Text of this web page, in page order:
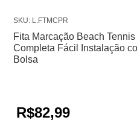
SKU: L.FTMCPR
Fita Marcação Beach
Completa Fácil Instalação
Bolsa
R$82,99